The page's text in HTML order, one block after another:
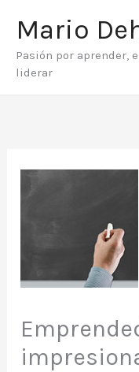
contenido
Mario
Pasión por aprender,
liderar